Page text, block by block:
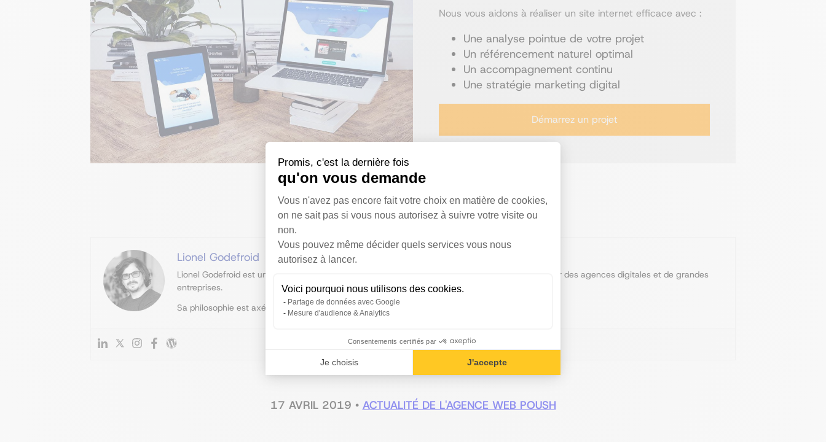
Promis, c'est la dernière fois
qu'on vous demande
Plateforme de Gestion du Consentement : Personnalisez vos Options
Vous n'avez pas encore fait votre choix en matière de cookies,
on ne sait pas si vous nous autorisez à suivre votre visite ou
non.
Vous pouvez même décider quels services vous nous
autorisez à lancer.
Voici pourquoi nous utilisons des cookies.
Partage de données avec Google
Mesure d'audience & Analytics
Consentements certifiés par
Je choisis J'accepte
Nous vous aidons à réaliser un site internet efficace avec :
Une analyse pointue de votre projet
Un référencement naturel optimal
Un accompagnement continu
Une stratégie marketing digital
Démarrez un projet
Lionel Godefroid
Lionel Godefroid est un spécialiste en référencement SEO depuis plus de 10 ans. Il a travaillé pour des agences digitales et de grandes
entreprises.
Sa philosophie est axée sur la création d'un marketing durable.
17 AVRIL 2019 • ACTUALITÉ DE L'AGENCE WEB POUSH